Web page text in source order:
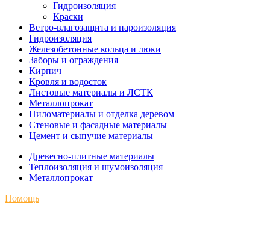
Гидроизоляция
Краски
Ветро-влагозащита и пароизоляция
Гидроизоляция
Железобетонные кольца и люки
Заборы и ограждения
Кирпич
Кровля и водосток
Листовые материалы и ЛСТК
Металлопрокат
Пиломатериалы и отделка деревом
Стеновые и фасадные материалы
Цемент и сыпучие материалы
Древесно-плитные материалы
Теплоизоляция и шумоизоляция
Металлопрокат
Помощь